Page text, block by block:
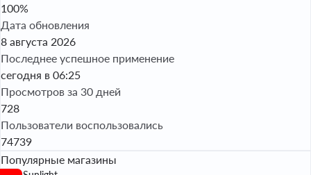
100%
Дата обновления
8 августа 2026
Последнее успешное применение
сегодня в 06:25
Просмотров за 30 дней
728
Пользователи воспользовались
74739
Популярные магазины